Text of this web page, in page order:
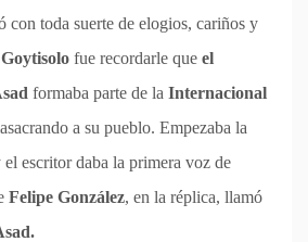
con toda suerte de elogios, cariños y
Goytisolo fue recordarle que el
formaba parte de la Internacional
a su pueblo. Empezaba la
escritor daba la primera voz de
Felipe González, en la réplica, llamó